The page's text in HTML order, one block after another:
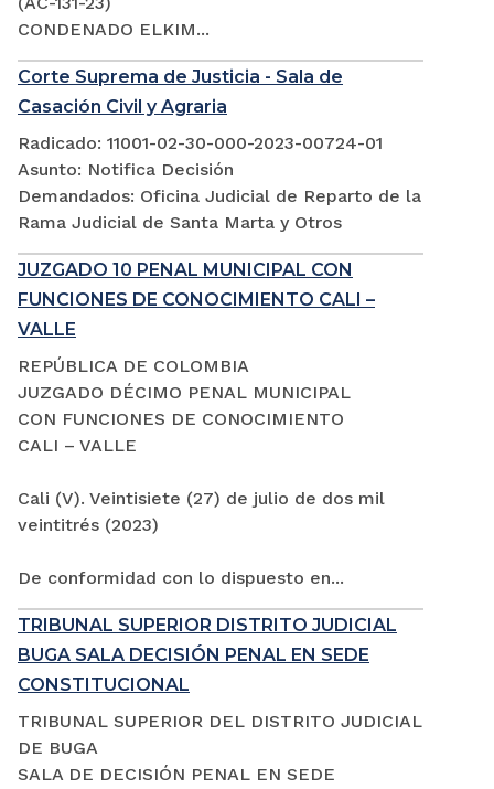
CONDENADO ELKIM...
Corte Suprema de Justicia - Sala de
Casación Civil y Agraria
Radicado: 11001-02-30-000-2023-00724-01
Asunto: Notifica Decisión
Demandados: Oficina Judicial de Reparto de la
Rama Judicial de Santa Marta y Otros
JUZGADO 10 PENAL MUNICIPAL CON
FUNCIONES DE CONOCIMIENTO CALI –
VALLE
REPÚBLICA DE COLOMBIA
JUZGADO DÉCIMO PENAL MUNICIPAL
CON FUNCIONES DE CONOCIMIENTO
CALI – VALLE
Cali (V). Veintisiete (27) de julio de dos mil
veintitrés (2023)
De conformidad con lo dispuesto en...
TRIBUNAL SUPERIOR DISTRITO JUDICIAL
BUGA SALA DECISIÓN PENAL EN SEDE
CONSTITUCIONAL
TRIBUNAL SUPERIOR DEL DISTRITO JUDICIAL
DE BUGA
SALA DE DECISIÓN PENAL EN SEDE